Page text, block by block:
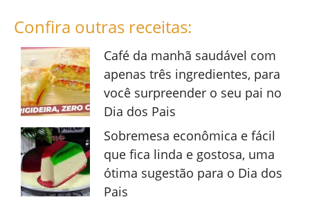
Confira outras receitas:
Café da manhã saudável com
apenas três ingredientes, para
você surpreender o seu pai no
Dia dos Pais
Sobremesa econômica e fácil
que fica linda e gostosa, uma
ótima sugestão para o Dia dos
Pais